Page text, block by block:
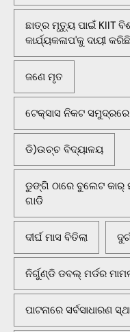
ଛାତ୍ର ମୃତ୍ୟୁ ପାଇଁ KIIT
କାର୍ଯ୍ୟକଳାପ'କୁ ଦାୟୀ
ଜଣେ ମୃତ
ଟେକ୍ସାସ ନିକଟ ସମୁଦ୍ରରେ
ଡି)ଉଚ୍ଚ ବିଦ୍ୟାଳୟ
ଡୁଙ୍ଗି ଠାରେ ବୁଲେଟ କାର୍
ଗାଡି
ଦୀର୍ଘ ମାସ ବିତିଲା
ନିର୍ଗୁଣ୍ଡି ଡବଲ୍ ମର୍ଡର
ପାଟନାରେ ସର୍ବସାଧାରଣ